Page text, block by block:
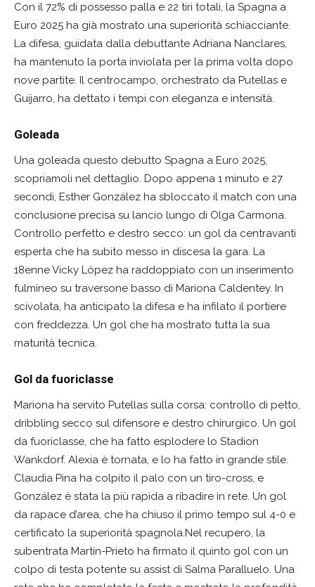
Con il 72% di possesso palla e 22 tiri totali, la Spagna a
Euro 2025 ha già mostrato una superiorità schiacciante.
La difesa, guidata dalla debuttante Adriana Nanclares,
ha mantenuto la porta inviolata per la prima volta dopo
nove partite. Il centrocampo, orchestrato da Putellas e
Guijarro, ha dettato i tempi con eleganza e intensità.
Goleada
Una goleada questo debutto Spagna a Euro 2025,
scopriamoli nel dettaglio. Dopo appena 1 minuto e 27
secondi, Esther González ha sbloccato il match con una
conclusione precisa su lancio lungo di Olga Carmona.
Controllo perfetto e destro secco: un gol da centravanti
esperta che ha subito messo in discesa la gara. La
18enne Vicky López ha raddoppiato con un inserimento
fulmineo su traversone basso di Mariona Caldentey. In
scivolata, ha anticipato la difesa e ha infilato il portiere
con freddezza. Un gol che ha mostrato tutta la sua
maturità tecnica.
Gol da fuoriclasse
Mariona ha servito Putellas sulla corsa: controllo di petto,
dribbling secco sul difensore e destro chirurgico. Un gol
da fuoriclasse, che ha fatto esplodere lo Stadion
Wankdorf. Alexia è tornata, e lo ha fatto in grande stile.
Claudia Pina ha colpito il palo con un tiro-cross, e
González è stata la più rapida a ribadire in rete. Un gol
da rapace d’area, che ha chiuso il primo tempo sul 4-0 e
certificato la superiorità spagnola.Nel recupero, la
subentrata Martín-Prieto ha firmato il quinto gol con un
colpo di testa potente su assist di Salma Paralluelo. Una